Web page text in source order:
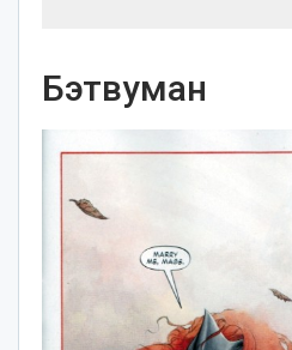
Бэтвуман